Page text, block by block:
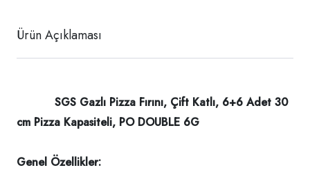
Ürün Açıklaması
SGS Gazlı Pizza Fırını, Çift Katlı, 6+6 Adet 30
cm Pizza Kapasiteli, PO DOUBLE 6G
Genel Özellikler: